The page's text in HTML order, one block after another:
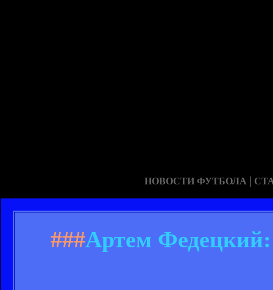
НОВОСТИ ФУТБОЛА |
###Артем